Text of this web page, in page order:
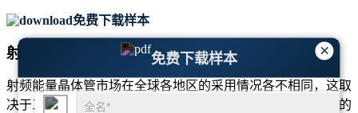
×
免费下载样本
免费下载样本
射频能量晶体管市场区域展望
射频能量晶体管市场在全球各地区的采用情况各不相同，这取
决于工业成熟度、半导体生产能力以及向固态射频系统过渡的